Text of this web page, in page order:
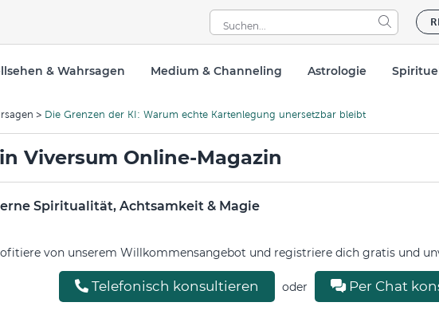
& Wahrsagen Medium & Channeling Astrologie
Die Grenzen der KI: Warum echte Kartenlegung unersetzbar bleibt
Viversum Online-Magazin
Spiritualität, Achtsamkeit & Magie
von unserem Willkommensangebot und registriere dich gratis und
Telefonisch konsultieren oder Per Chat